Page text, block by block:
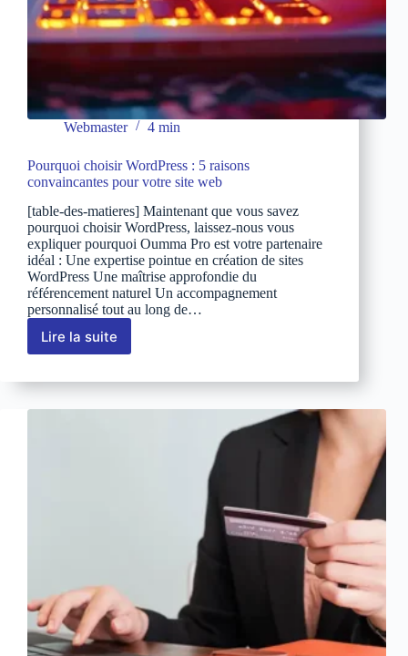
Webmaster 4 min
Pourquoi choisir WordPress : 5 raisons
convaincantes pour votre site web
[table-des-matieres] Maintenant que vous savez
pourquoi choisir WordPress, laissez-nous vous
expliquer pourquoi Oumma Pro est votre partenaire
idéal : Une expertise pointue en création de sites
WordPress Une maîtrise approfondie du
référencement naturel Un accompagnement
personnalisé tout au long de…
Lire la suite
Pourquoi
WordPress
5